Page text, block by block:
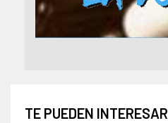
TE PUEDEN INTERESAR